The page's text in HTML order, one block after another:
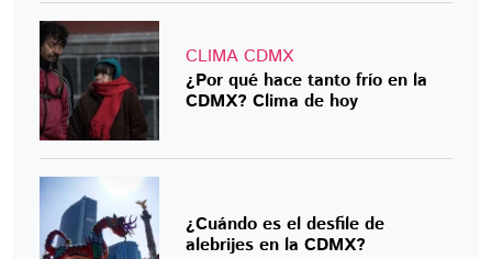
CLIMA CDMX
¿Por qué hace tanto frío en la
CDMX? Clima de hoy
¿Cuándo es el desfile de
alebrijes en la CDMX?